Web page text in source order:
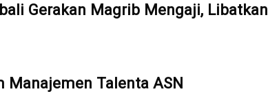
Gerakan Magrib Mengaji, Libatkan
Manajemen Talenta ASN